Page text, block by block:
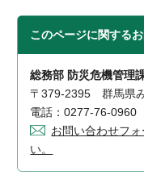
このページに関する
総務部 防災危機管理
〒379-2395 群馬県
電話：0277-76-0960
お問い合わせフ
い。